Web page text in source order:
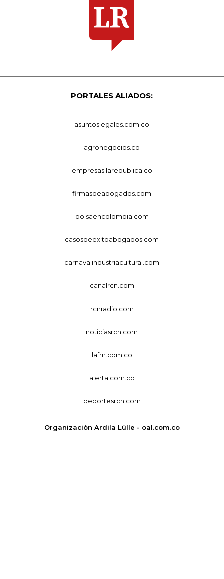
PORTALES ALIADOS:
asuntoslegales.com.co
agronegocios.co
empresas.larepublica.co
firmasdeabogados.com
bolsaencolombia.com
casosdeexitoabogados.com
carnavalindustriacultural.com
canalrcn.com
rcnradio.com
noticiasrcn.com
lafm.com.co
alerta.com.co
deportesrcn.com
Organización Ardila Lülle - oal.com.co